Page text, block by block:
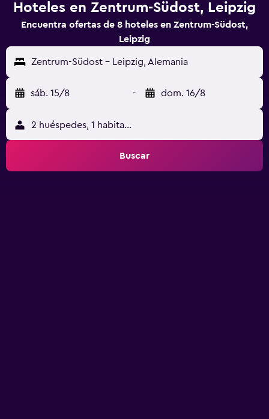
Hoteles en Zentrum-Südost, Leipzig
Encuentra ofertas de 8 hoteles en Zentrum-Südost,
Leipzig
Zentrum-Südost - Leipzig, Alemania
sáb. 15/8 - dom. 16/8
2 huéspedes, 1 habitación
Buscar